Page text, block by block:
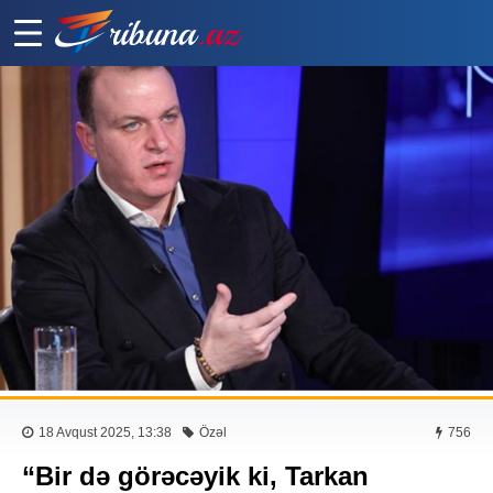
18 Avqust 2025, 13:38 Özəl 756
“Bir də görəcəyik ki, Tarkan